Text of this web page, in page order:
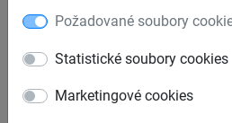
Požadované soubory
Statistické soubory cookies
Marketingové cookies
Krycí plachta,
5 m